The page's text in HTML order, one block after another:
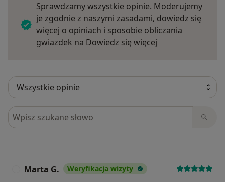
Sprawdzamy wszystkie opinie. Moderujemy
je zgodnie z naszymi zasadami, dowiedz się
więcej o opiniach i sposobie obliczania
gwiazdek na Dowiedz się więcej
Szukaj w opiniach
Marta G. Weryfikacja wizyty